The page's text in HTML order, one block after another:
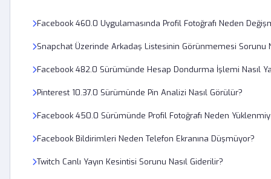
Facebook 460.0 Uygulamasında Profil Fotoğrafı Neden
Snapchat Üzerinde Arkadaş Listesinin Görünmemesi Sorunu
Facebook 482.0 Sürümünde Hesap Dondurma İşlemi Nasıl
Pinterest 10.37.0 Sürümünde Pin Analizi Nasıl Görülür?
Facebook 450.0 Sürümünde Profil Fotoğrafı Neden
Facebook Bildirimleri Neden Telefon Ekranına Düşmüyor?
Twitch Canlı Yayın Kesintisi Sorunu Nasıl Giderilir?